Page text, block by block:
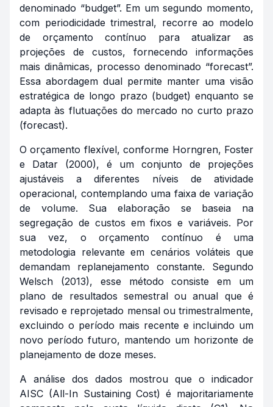
denominado “budget”. Em um segundo momento,
com periodicidade trimestral, recorre ao modelo
de orçamento contínuo para atualizar as
projeções de custos, fornecendo informações
mais dinâmicas, processo denominado “forecast”.
Essa abordagem dual permite manter uma visão
estratégica de longo prazo (budget) enquanto se
adapta às flutuações do mercado no curto prazo
(forecast).
O orçamento flexível, conforme Horngren, Foster
e Datar (2000), é um conjunto de projeções
ajustáveis a diferentes níveis de atividade
operacional, contemplando uma faixa de variação
de volume. Sua elaboração se baseia na
segregação de custos em fixos e variáveis. Por
sua vez, o orçamento contínuo é uma
metodologia relevante em cenários voláteis que
demandam replanejamento constante. Segundo
Welsch (2013), esse método consiste em um
plano de resultados semestral ou anual que é
revisado e reprojetado mensal ou trimestralmente,
excluindo o período mais recente e incluindo um
novo período futuro, mantendo um horizonte de
planejamento de doze meses.
A análise dos dados mostrou que o indicador
AISC (All-In Sustaining Cost) é majoritariamente